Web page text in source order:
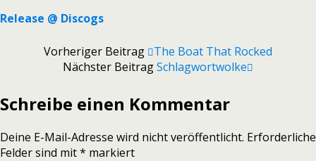
Release @ Discogs
Vorheriger Beitrag
The Boat That Rocked
Nächster BeitragSchlagwortwolke
Schreibe einen Kommentar
Deine E-Mail-Adresse wird nicht veröffentlicht. Erforderliche
Felder sind mit* markiert